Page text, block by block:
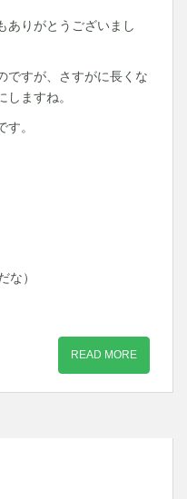
りがとうございまし
ですが、さすがに長くな
ますね。
。
な）
READ MORE